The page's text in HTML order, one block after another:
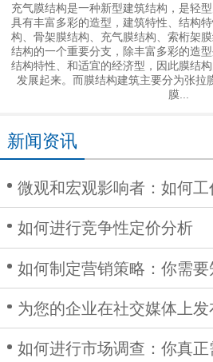
充气膜结构是一种新型建筑结构，是轻
具有丰富多彩的造型，建筑特性、结构
构、骨架膜结构、充气膜结构、索桁架
结构的一个重要分支，除丰富多彩的造
结构特性、和适宜的经济型，因此膜结
发展起来。而膜结构建筑主要分为张拉
膜...
新闻资讯
微观和宏观影响者：如何工
如何进行竞争性定价分析
如何制定营销策略：你需要
为您的企业在社交媒体上发
如何进行市场调查：你真